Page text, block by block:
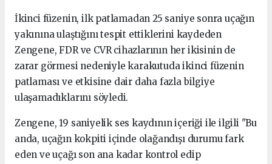
İkinci füzenin, ilk patlamadan 25 saniye sonra uçağın
yakınına ulaştığını tespit ettiklerini kaydeden
Zengene, FDR ve CVR cihazlarının her ikisinin de
zarar görmesi nedeniyle karakutuda ikinci füzenin
patlaması ve etkisine dair daha fazla bilgiye
ulaşamadıklarını söyledi.
Zengene, 19 saniyelik ses kaydının içeriği ile ilgili "Bu
anda, uçağın kokpiti içinde olağandışı durumu fark
eden ve uçağı son ana kadar kontrol edip